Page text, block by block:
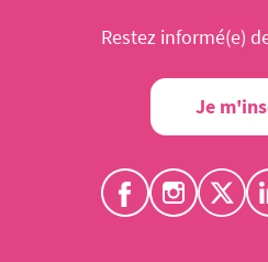
Restez informé(e)
Je